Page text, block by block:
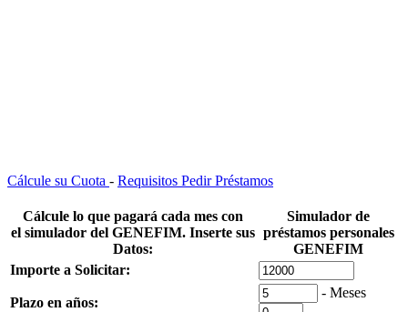
Cálcule su Cuota - Requisitos Pedir Préstamos
Cálcule lo que pagará cada mes con
el simulador del GENEFIM. Inserte sus
Datos:
Simulador de
préstamos personales
GENEFIM
Importe a Solicitar:
Plazo en años:
- Meses